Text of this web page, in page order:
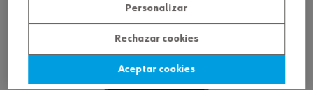
Ver producto
Personalizar
Rechazar cookies
Aceptar cookies